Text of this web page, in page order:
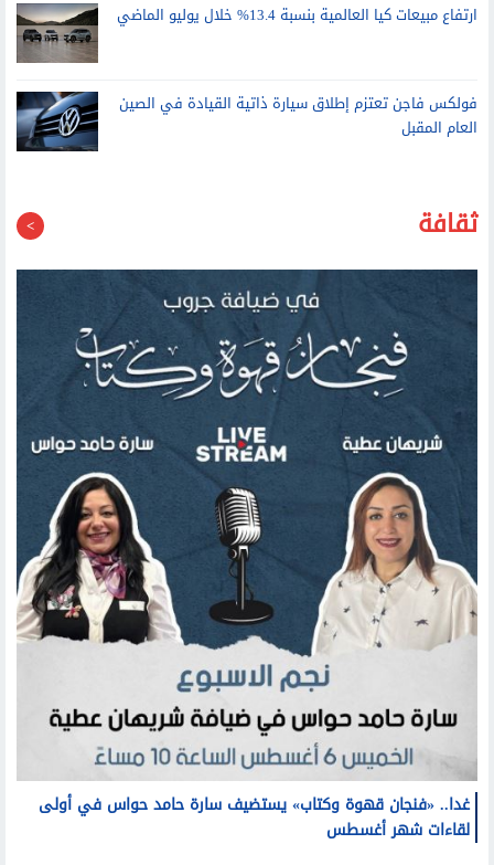
ارتفاع مبيعات كيا العالمية بنسبة 13.4% خلال يوليو الماضي
فولكس فاجن تعتزم إطلاق سيارة ذاتية القيادة في الصين
العام المقبل
ثقافة
غدا.. «فنجان قهوة وكتاب» يستضيف سارة حامد حواس في أولى
لقاءات شهر أغسطس